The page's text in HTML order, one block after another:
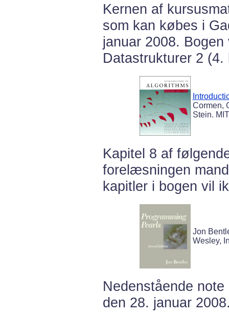
Kernen af
som kan købes i
januar 2008.
Datastrukturer 2
Cormen,
Stein.
Kapitel 8 af
forelæsningen
kapitler i bogen vil
Jon
Wesley,
Nedenstående
den 28. januar